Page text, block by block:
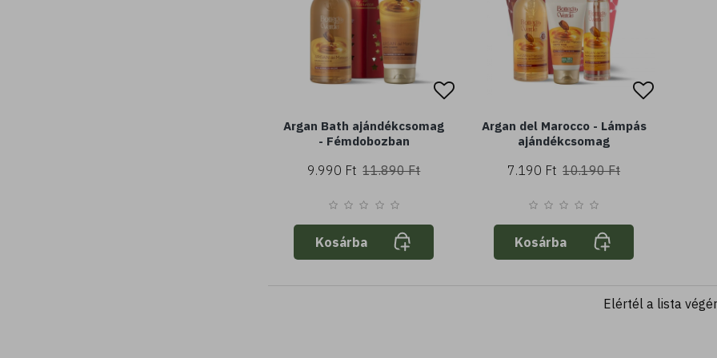
Argan Bath ajándékcsomag
- Fémdobozban
9.990 Ft 11.890 Ft
Kosárba
Argan del Marocco - Lámpás
ajándékcsomag
7.190 Ft 10.190 Ft
Kosárba
Elértél a lista